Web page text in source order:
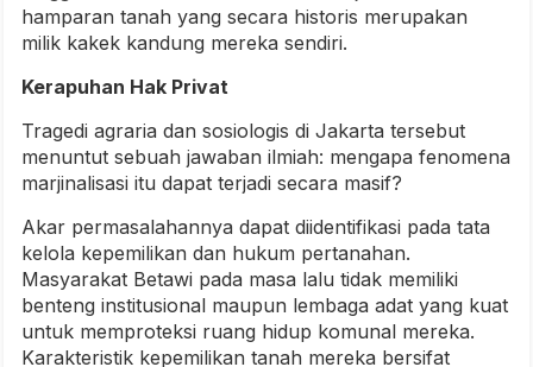
hamparan tanah yang secara historis merupakan
milik kakek kandung mereka sendiri.
Kerapuhan Hak Privat
Tragedi agraria dan sosiologis di Jakarta tersebut
menuntut sebuah jawaban ilmiah: mengapa fenomena
marjinalisasi itu dapat terjadi secara masif?
Akar permasalahannya dapat diidentifikasi pada tata
kelola kepemilikan dan hukum pertanahan.
Masyarakat Betawi pada masa lalu tidak memiliki
benteng institusional maupun lembaga adat yang kuat
untuk memproteksi ruang hidup komunal mereka.
Karakteristik kepemilikan tanah mereka bersifat